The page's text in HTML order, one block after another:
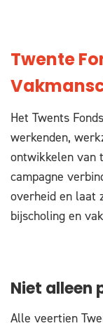
Twente
Het Twents
werkenden,
ontwikkelen van
campagne
overheid en laat
bijscholing en
Niet alleen
Alle veertien